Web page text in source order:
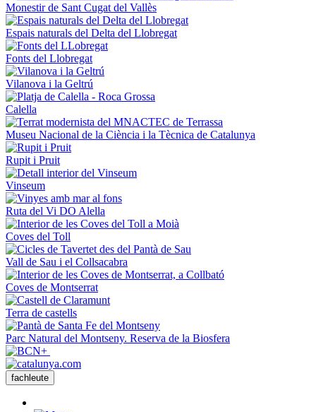
Monestir de Sant Cugat del Vallès
Espais naturals del Delta del Llobregat
Fonts del Llobregat
Vilanova i la Geltrú
Calella
Museu Nacional de la Ciència i la Tècnica de Catalunya
Rupit i Pruit
Vinseum
Ruta del Vi DO Alella
Coves del Toll
Vall de Sau i el Collsacabra
Coves de Montserrat
Terra de castells
Parc Natural del Montseny. Reserva de la Biosfera
fachleute